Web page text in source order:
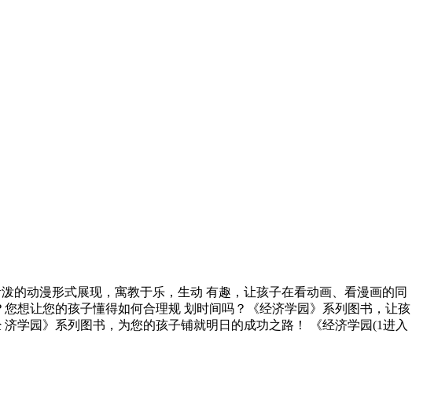
的动漫形式展现，寓教于乐，生动 有趣，让孩子在看动画、看漫画的同
想让您的孩子懂得如何合理规 划时间吗？《经济学园》系列图书，让孩
学园》系列图书，为您的孩子铺就明日的成功之路！ 《经济学园(1进入